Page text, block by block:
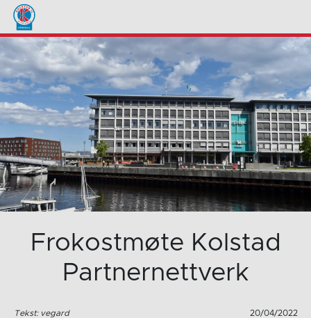
Frokostmøte Kolstad
Partnernettverk
Tekst: vegard 20/04/2022